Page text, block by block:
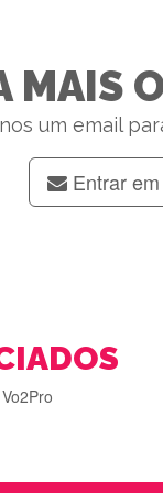
MAIS
um email
Entrar